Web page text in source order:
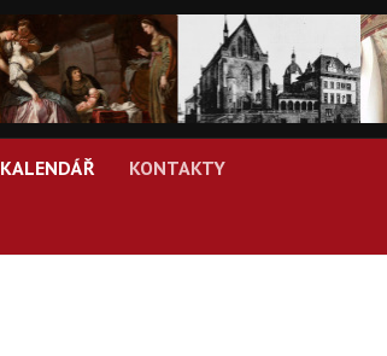
KALENDÁŘ KONTAKTY